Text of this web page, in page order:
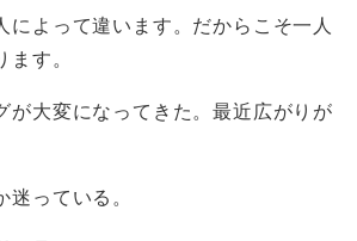
によって違います。だからこそ一人
ます。
が大変になってきた。最近広がりが
迷っている。